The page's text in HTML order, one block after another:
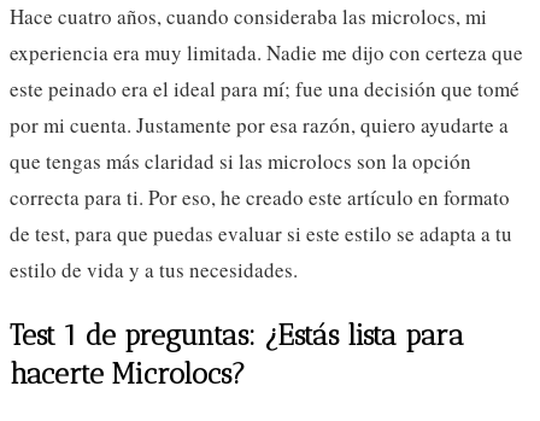
Hace cuatro años, cuando consideraba las microlocs, mi
experiencia era muy limitada. Nadie me dijo con certeza que
este peinado era el ideal para mí; fue una decisión que tomé
por mi cuenta. Justamente por esa razón, quiero ayudarte a
que tengas más claridad si las microlocs son la opción
correcta para ti. Por eso, he creado este artículo en formato
de test, para que puedas evaluar si este estilo se adapta a tu
estilo de vida y a tus necesidades.
Test 1 de preguntas: ¿Estás lista para
hacerte Microlocs?